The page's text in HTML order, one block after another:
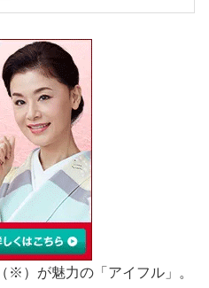
※）が魅力の「アイフル」。